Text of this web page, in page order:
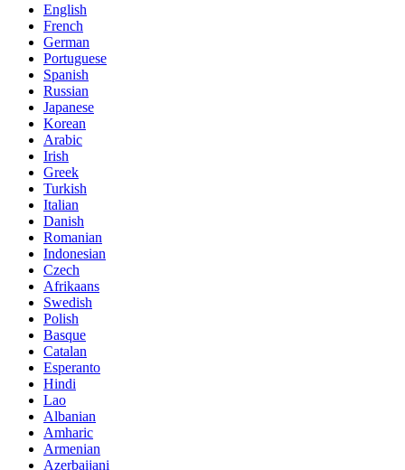
English
French
German
Portuguese
Spanish
Russian
Japanese
Korean
Arabic
Irish
Greek
Turkish
Italian
Danish
Romanian
Indonesian
Czech
Afrikaans
Swedish
Polish
Basque
Catalan
Esperanto
Hindi
Lao
Albanian
Amharic
Armenian
Azerbaijani